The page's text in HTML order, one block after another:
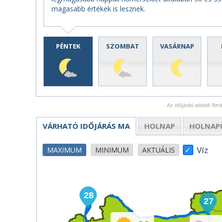
magasabb értékek is lesznek.
PÉNTEK SZOMBAT VASÁRNAP
Az időjárási adatok
VÁRHATÓ IDŐJÁRÁS MA HOLNAP
27
28
Víz
MAXIMUM MINIMUM AKTUÁLIS